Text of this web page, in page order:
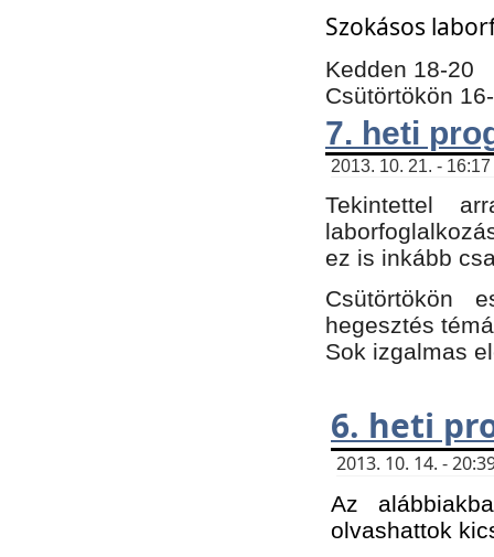
Szokásos
Kedden 18-20
Csütörtökön
7. heti
2013. 10. 21. -
Tekintettel
ez is inkább
Csütörtökön
hegesztés
Sok izgalmas
6. heti
2013. 10. 14. -
Az
olvashattok